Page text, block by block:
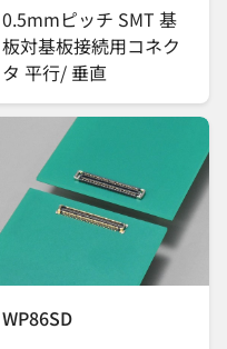
0.5mmピッチ SMT 基
板対基板接続用コネク
タ 平行/ 垂直
WP86SD